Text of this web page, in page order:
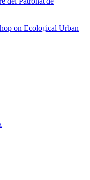
on Ecological Urban